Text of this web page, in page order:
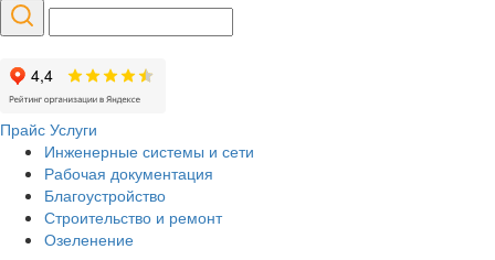
Прайс Услуги
Инженерные системы и сети
Рабочая документация
Благоустройство
Строительство и ремонт
Озеленение